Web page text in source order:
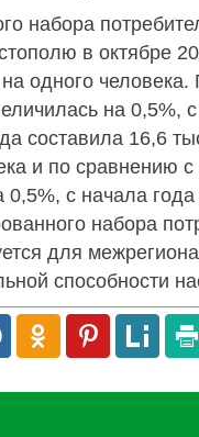
набора
в октябре
одного
на 0,5%,
составила 16,6
и по сравнению
с начала
набора
для
способности